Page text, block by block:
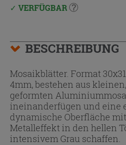
VERFÜGBAR
BESCHREIBUNG
Mosaikblätter. Format
4mm, bestehen aus
geformten
ineinanderfügen und eine
dynamische Oberfläche
Metalleffekt in den hellen
intensivem Grau schaffen.